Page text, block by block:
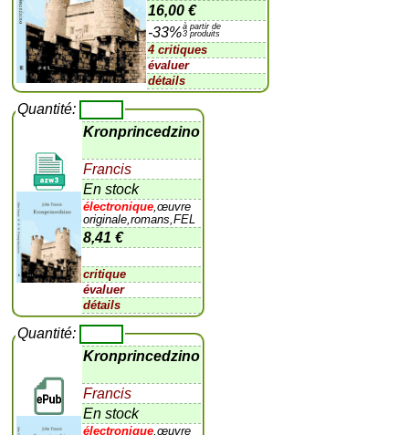
16,00 €
-33%à partir de
3 produits
4 critiques
évaluer
détails
Quantité:
Kronprincedzino
Francis
En stock
électronique ,œuvre
originale,romans,FEL
8,41 €
critique
évaluer
détails
Quantité:
Kronprincedzino
Francis
En stock
électronique ,œuvre